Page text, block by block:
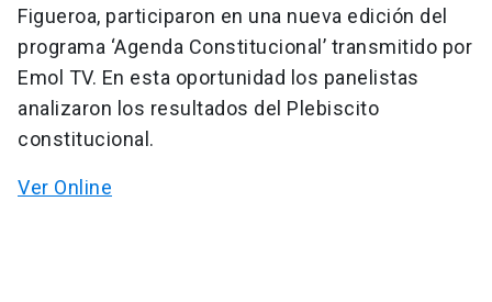
Figueroa, participaron en una nueva edición del
programa ‘Agenda Constitucional’ transmitido por
Emol TV. En esta oportunidad los panelistas
analizaron los resultados del Plebiscito
constitucional.
Ver Online